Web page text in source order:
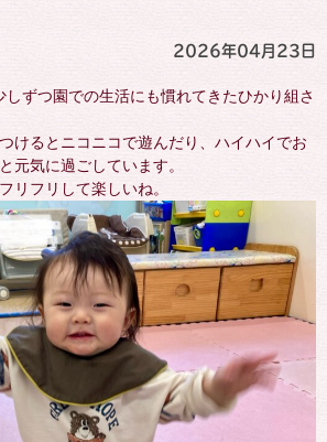
2026年04月23日
しずつ園での生活にも慣れてきたひかり組さ
けるとニコニコで遊んだり、ハイハイでお
元気に過ごしています。
リフリして楽しいね。